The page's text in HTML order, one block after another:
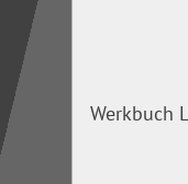
Werkbuch